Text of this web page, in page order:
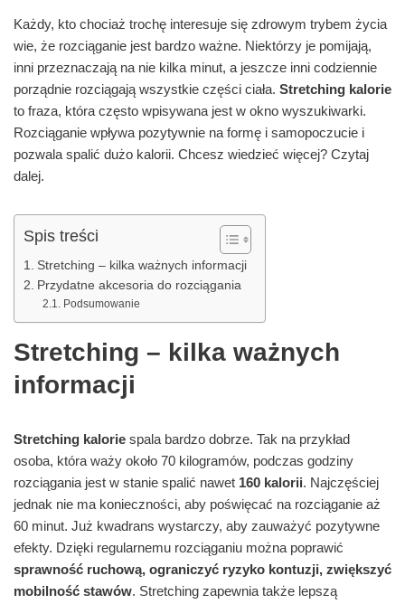
Każdy, kto chociaż trochę interesuje się zdrowym trybem życia
wie, że rozciąganie jest bardzo ważne. Niektórzy je pomijają,
inni przeznaczają na nie kilka minut, a jeszcze inni codziennie
porządnie rozciągają wszystkie części ciała. Stretching kalorie
to fraza, która często wpisywana jest w okno wyszukiwarki.
Rozciąganie wpływa pozytywnie na formę i samopoczucie i
pozwala spalić dużo kalorii. Chcesz wiedzieć więcej? Czytaj
dalej.
Spis treści
Stretching – kilka ważnych informacji
Przydatne akcesoria do rozciągania
Podsumowanie
Stretching – kilka ważnych
informacji
Stretching kalorie spala bardzo dobrze. Tak na przykład
osoba, która waży około 70 kilogramów, podczas godziny
rozciągania jest w stanie spalić nawet 160 kalorii. Najczęściej
jednak nie ma konieczności, aby poświęcać na rozciąganie aż
60 minut. Już kwadrans wystarczy, aby zauważyć pozytywne
efekty. Dzięki regularnemu rozciąganiu można poprawić
sprawność ruchową, ograniczyć ryzyko kontuzji, zwiększyć
mobilność stawów. Stretching zapewnia także lepszą